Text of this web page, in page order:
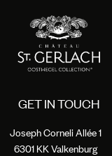
GET IN TOUCH
Joseph Corneli Allée 1
6301 KK Valkenburg